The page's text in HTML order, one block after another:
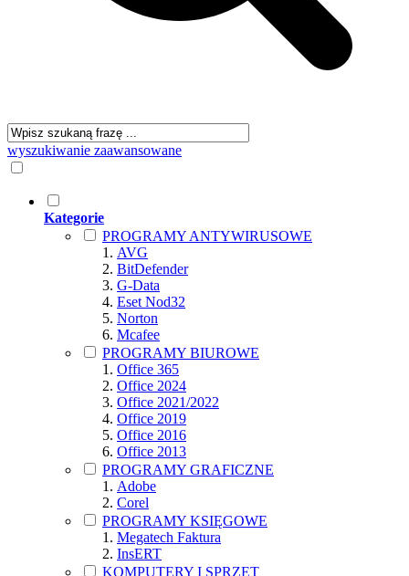
wyszukiwanie zaawansowane
Kategorie
PROGRAMY ANTYWIRUSOWE
AVG
BitDefender
G-Data
Eset Nod32
Norton
Mcafee
PROGRAMY BIUROWE
Office 365
Office 2024
Office 2021/2022
Office 2019
Office 2016
Office 2013
PROGRAMY GRAFICZNE
Adobe
Corel
PROGRAMY KSIĘGOWE
Megatech Faktura
InsERT
KOMPUTERY I SPRZĘT